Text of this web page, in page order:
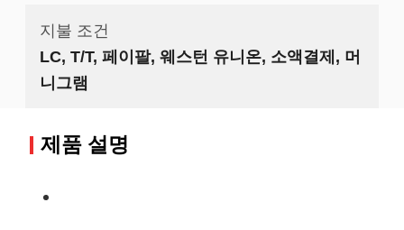
지불 조건
LC, T/T, 페이팔, 웨스턴 유니온, 소액결제, 머
니그램
제품 설명